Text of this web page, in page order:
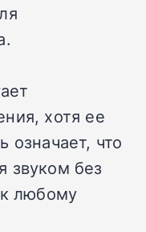
хотя ее
что
звуком без
любому